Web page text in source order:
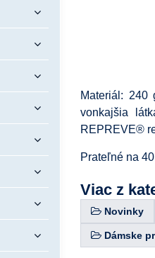
Materiál: 240
vonkajšia
REPREVE®
Prateľné na
Viac z
Novinky
Dámske